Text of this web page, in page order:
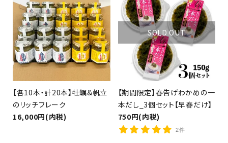
（銀鮭・さば・さんま等）
【各10本・計20本】牡蠣&帆立
のリッチフレーク
16,000円(内税)
SOLD OUT
【期間限定】春告げわかめの一
本だし_3個セット【早春だけ】
750円(内税)
2件